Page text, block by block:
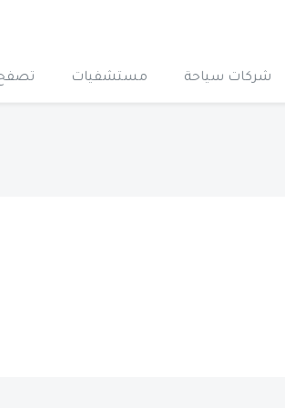
شركات سياحة مستشفيات